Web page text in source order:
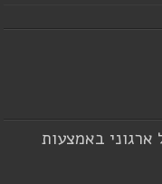
ארגוני באמצעות